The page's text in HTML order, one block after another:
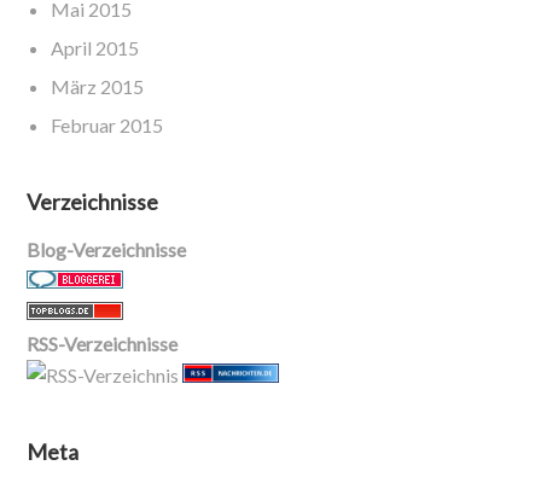
Mai 2015
April 2015
März 2015
Februar 2015
Verzeichnisse
Blog-Verzeichnisse
RSS-Verzeichnisse
Meta